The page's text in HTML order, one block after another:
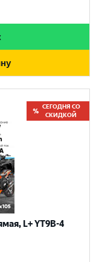
СЕГОДНЯ СО
СКИДКОЙ
L+ YT9B-4